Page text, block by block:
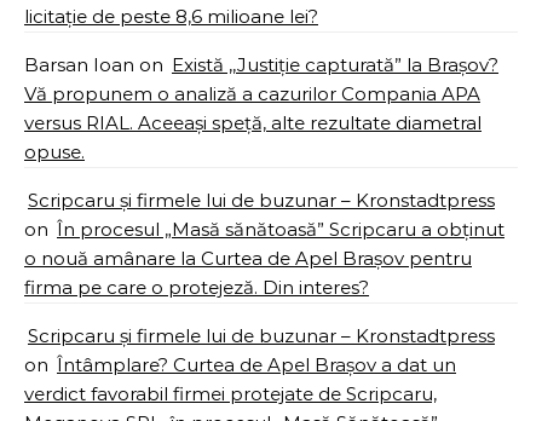
licitație de peste 8,6 milioane lei?
Barsan Ioan on Există ,,Justiție capturată” la Brașov?
Vă propunem o analiză a cazurilor Compania APA
versus RIAL. Aceeași speță, alte rezultate diametral
opuse.
Scripcaru și firmele lui de buzunar – Kronstadtpress
on În procesul „Masă sănătoasă” Scripcaru a obținut
o nouă amânare la Curtea de Apel Brașov pentru
firma pe care o protejeză. Din interes?
Scripcaru și firmele lui de buzunar – Kronstadtpress
on Întâmplare? Curtea de Apel Brașov a dat un
verdict favorabil firmei protejate de Scripcaru,